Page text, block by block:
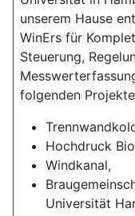
unserem Hause
WinErs für
Steuerung,
folgenden
Hochdruck
Windkanal,
Universität